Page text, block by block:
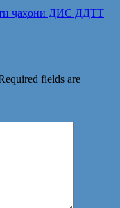
ҷаҳони ДИС ДДТТ
fields are